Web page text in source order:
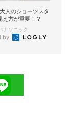
人のショーツスタ
え方が重要！？
ナソニック
by